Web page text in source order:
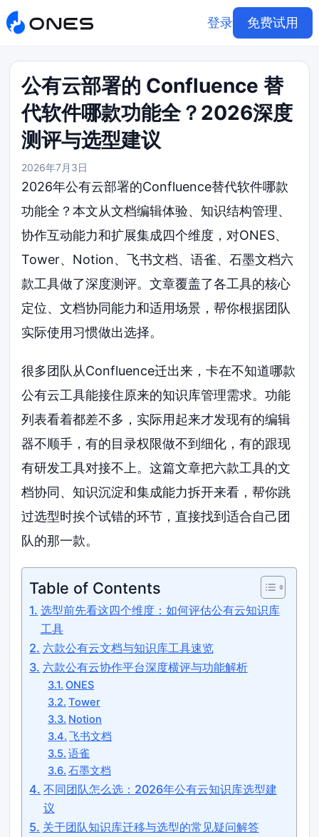
登录 免费试用
公有云部署的 Confluence 替
代软件哪款功能全？2026深度
测评与选型建议
2026年7月3日
2026年公有云部署的Confluence替代软件哪款
功能全？本文从文档编辑体验、知识结构管理、
协作互动能力和扩展集成四个维度，对ONES、
Tower、Notion、飞书文档、语雀、石墨文档六
款工具做了深度测评。文章覆盖了各工具的核心
定位、文档协同能力和适用场景，帮你根据团队
实际使用习惯做出选择。
很多团队从Confluence迁出来，卡在不知道哪款
公有云工具能接住原来的知识库管理需求。功能
列表看着都差不多，实际用起来才发现有的编辑
器不顺手，有的目录权限做不到细化，有的跟现
有研发工具对接不上。这篇文章把六款工具的文
档协同、知识沉淀和集成能力拆开来看，帮你跳
过选型时挨个试错的环节，直接找到适合自己团
队的那一款。
Table of Contents
选型前先看这四个维度：如何评估公有云知识库
工具
六款公有云文档与知识库工具速览
六款公有云协作平台深度横评与功能解析
ONES
Tower
Notion
飞书文档
语雀
石墨文档
不同团队怎么选：2026年公有云知识库选型建
议
关于团队知识库迁移与选型的常见疑问解答